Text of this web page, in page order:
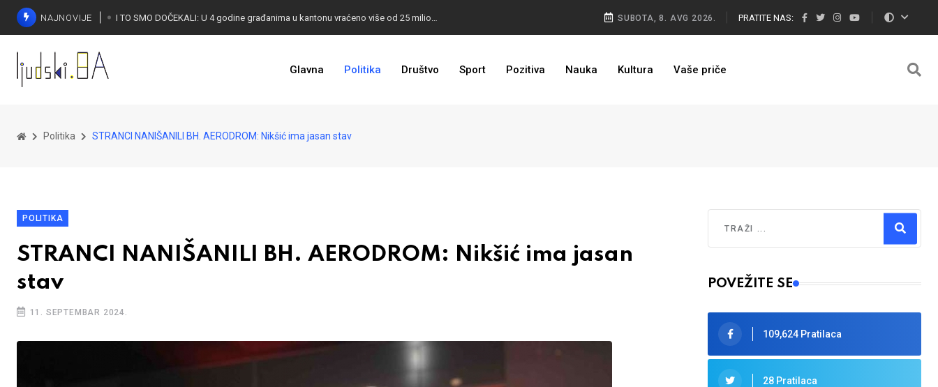
NAJNOVIJE
KONAKOVIĆ PALI ALARM: Otvoreno pismo UN-u
SUBOTA, 8. AVG 2026. PRATITE NAS:
Glavna Politika Društvo Sport Pozitiva Nauka Kultura Vaše priče
Politika STRANCI NANIŠANILI BH. AERODROM: Nikšić ima jasan stav
POLITIKA
STRANCI NANIŠANILI BH. AERODROM: Nikšić ima jasan
stav
11. SEPTEMBAR 2024.
Type 2 or more characters for results.
POVEŽITE SE
109,624 Pratilaca
28 Pratilaca